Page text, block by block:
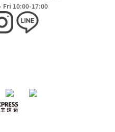
Fri 10:00-17:00